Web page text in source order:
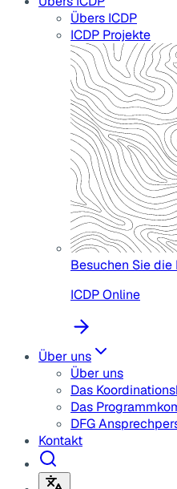
Übers ICDP
ICDP Projekte
Besuchen Sie
ICDP Online
Über uns
Über uns
Das
Das
DFG
Kontakt